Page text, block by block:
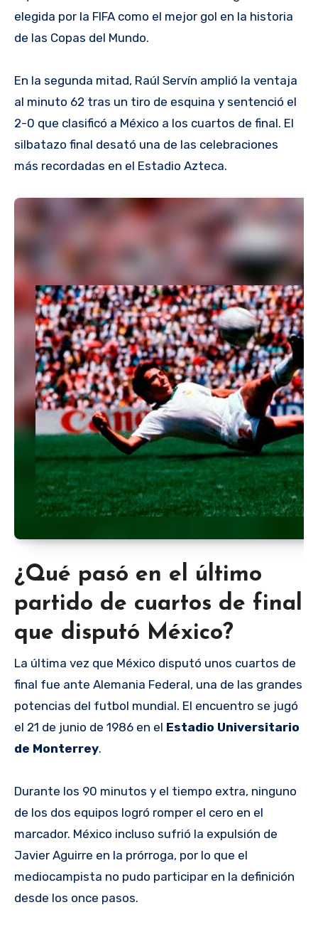
elegida por la FIFA como el mejor gol en la historia
de las Copas del Mundo.
En la segunda mitad, Raúl Servín amplió la ventaja
al minuto 62 tras un tiro de esquina y sentenció el
2-0 que clasificó a México a los cuartos de final. El
silbatazo final desató una de las celebraciones
más recordadas en el Estadio Azteca.
¿Qué pasó en el último
partido de cuartos de final
que disputó México?
La última vez que México disputó unos cuartos de
final fue ante Alemania Federal, una de las grandes
potencias del futbol mundial. El encuentro se jugó
el 21 de junio de 1986 en el Estadio Universitario
de Monterrey.
Durante los 90 minutos y el tiempo extra, ninguno
de los dos equipos logró romper el cero en el
marcador. México incluso sufrió la expulsión de
Javier Aguirre en la prórroga, por lo que el
mediocampista no pudo participar en la definición
desde los once pasos.